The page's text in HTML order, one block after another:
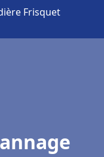
Frisquet